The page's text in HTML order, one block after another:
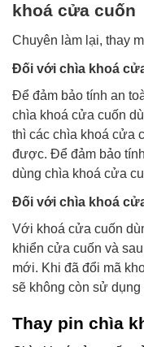
khoá cửa cuốn
Chuyên làm lại, thay
Đối với chìa khoá
Để đảm bảo tính an
chìa khoá cửa cuốn
thì các chìa khoá cửa
được. Để đảm bảo
dùng chìa khoá cửa
Đối với chìa khoá
Với khoá cửa cuốn
khiển cửa cuốn và
mới. Khi đã đổi mã
sẽ không còn sử
Thay pin chìa